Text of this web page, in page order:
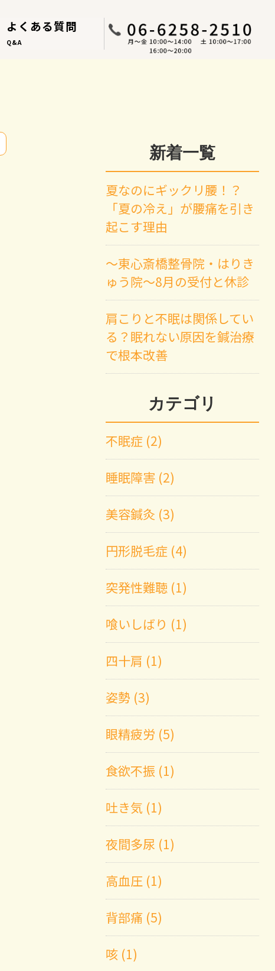
よくある質問
Q&A
新着一覧
夏なのにギックリ腰！？
「夏の冷え」が腰痛を引き
起こす理由
～東心斎橋整骨院・はりき
ゅう院～8月の受付と休診
肩こりと不眠は関係してい
る？眠れない原因を鍼治療
で根本改善
カテゴリ
不眠症 (2)
睡眠障害 (2)
美容鍼灸 (3)
円形脱毛症 (4)
突発性難聴 (1)
喰いしばり (1)
四十肩 (1)
姿勢 (3)
眼精疲労 (5)
食欲不振 (1)
吐き気 (1)
夜間多尿 (1)
高血圧 (1)
背部痛 (5)
咳 (1)